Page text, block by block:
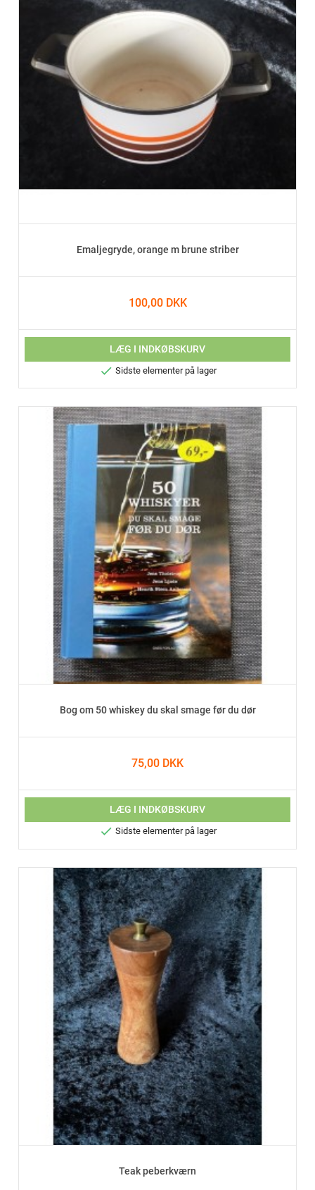
Emaljegryde, orange m brune striber
100,00 DKK
LÆG I INDKØBSKURV
 Sidste elementer på lager
Bog om 50 whiskey du skal smage før du dør
75,00 DKK
LÆG I INDKØBSKURV
 Sidste elementer på lager
Teak peberkværn